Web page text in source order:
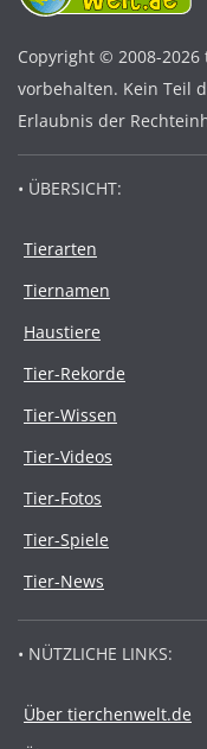
Copyright © 2008-
vorbehalten. Kein Teil
Erlaubnis der
• ÜBERSICHT:
Tierarten
Tiernamen
Haustiere
Tier-Rekorde
Tier-Wissen
Tier-Videos
Tier-Fotos
Tier-Spiele
Tier-News
• NÜTZLICHE LINKS:
Über tierchenwelt.de